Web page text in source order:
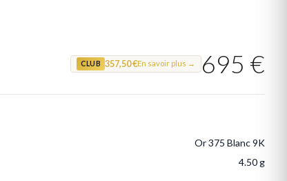
CLUB 357,50 €En savoir plus → 695 €
Or 375 Blanc 9K
4.50 g